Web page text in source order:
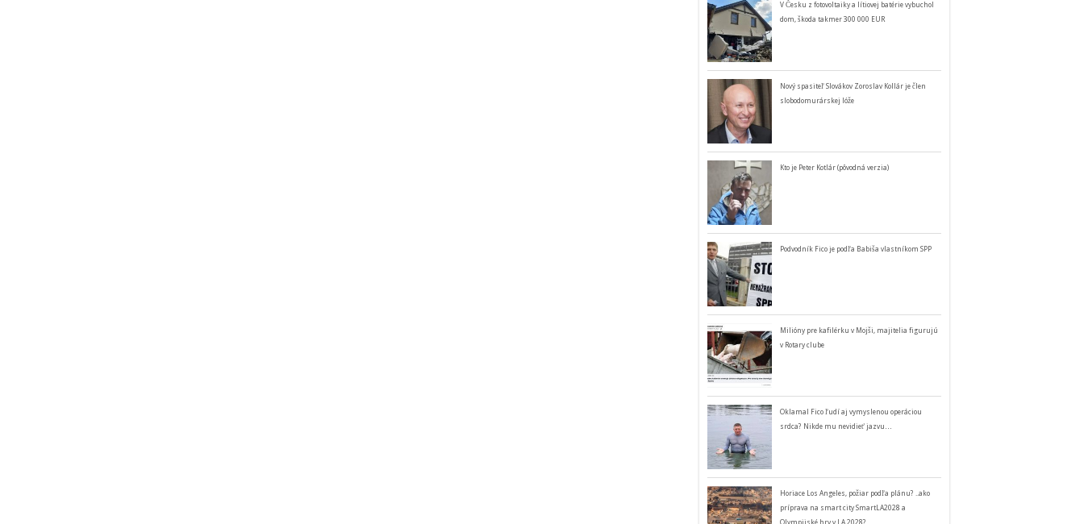
V Česku z fotovoltaiky a lítiovej batérie vybuchol
dom, škoda takmer 300 000 EUR
Nový spasiteľ Slovákov Zoroslav Kollár je člen
slobodomurárskej lóže
Kto je Peter Kotlár (pôvodná verzia)
Podvodník Fico je podľa Babiša vlastníkom SPP
Milióny pre kafilérku v Mojši, majitelia figurujú
v Rotary clube
Oklamal Fico ľudí aj vymyslenou operáciou
srdca? Nikde mu nevidieť jazvu…
Horiace Los Angeles, požiar podľa plánu? ..ako
príprava na smart city SmartLA2028 a